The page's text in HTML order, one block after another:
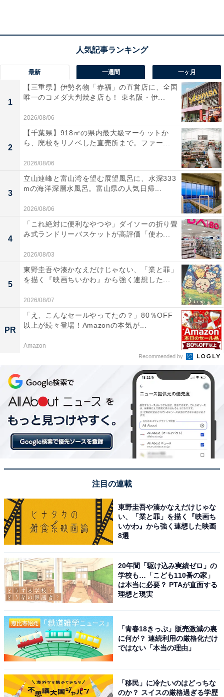
り、激しい運動でもズレない抜群のフィット感を実現し
ています。イヤホン単体で最長8.5時間の連続再生ができ
るロングバッテリーも心強いですね。Boseならではの深
みのある豊かな重低音で、毎日の通勤やワークアウトが
臨場感あふれる時間に変わります。
ユーザーからは「静寂のレベルが違う」「耳が痛くなり
にくい」と高い評価を得ています。一方で、「ケースの
プラスチック感が気になる」という声も。圧倒的な遮音
性とパワフルなサウンドをいつでも楽しみたい人は、購
入を検討してみてもよいかもしれません。
【Amazonお買い得情報】JVCケンウッド
「ポータブルスピーカー」が特別価格で登場
中【6月10日】
【今日チェックしたい】Boseの人気商品5選
Bose「Ultra Open Earbuds」
ープンイヤー 完全 ワイヤレス Bluetooth接続 マイク付
最大7.5時間再生 防滴 ブラック
Amazonで見る
Bose「QuietComfort Ultra Earbuds (第2世代)」
最新 一週間 一ヶ月
1
【三重県】伊勢名物「赤福」の直営店に、全国
唯一のコメダ大判焼き店も！ 東名阪・伊...
2026/08/06
2
【千葉県】918㎡の県内最大級マーケットか
ら、廃校をリノベした直売所まで。ファー...
2026/08/06
3
立山連峰と富山湾を望む展望風呂に、水深333
mの海洋深層水風呂。富山県の人気日帰...
2026/08/06
4
「これ絶対に便利なやつや」ダイソーの折り畳
み式ランドリーバスケットが高評価「使わ...
2026/08/03
5
東野圭吾や湊かなえだけじゃない、「業と罪」
を描く『映画ちいかわ』から強く連想した...
2026/08/07
PR
「え、こんなセールやってたの？」80％OFF
以上が続々登場！Amazonの本気が...
Amazon
Recommended by
注目の連載
東野圭吾や湊かなえだけじゃな
い、「業と罪」を描く『映画ち
いかわ』から強く連想した映画
8選
20年間「駆け込み実績ゼロ」の
学校も…「こども110番の家」
は本当に必要？ PTAが直面する
理想と現実
「青春18きっぷ」販売激減の裏
に何が？ 連続利用の厳格化だけ
ではない「本当の理由」
「移民」に冷たいのはどっちな
のか？ スイスの厳格過ぎる学歴